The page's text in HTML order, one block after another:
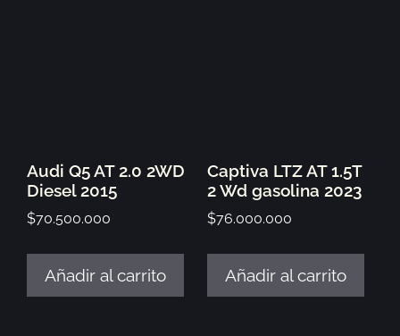
Audi Q5 AT 2.0 2WD
Diesel 2015
$70.500.000
Añadir al carrito
Captiva LTZ AT 1.5T
2 Wd gasolina 2023
$76.000.000
Añadir al carrito